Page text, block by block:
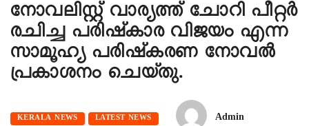
നോവലിസ്റ്റ് വാര്യത്ത് ചോറി പീറ്റര്‍
രചിച്ച പരിഷ്‌കാര വിജയം എന്ന
സാമൂഹ്യ പരിഷ്‌കരണ നോവല്‍
പ്രകാശനം ചെയ്തു.
KERALA NEWS LATEST NEWS
Admin